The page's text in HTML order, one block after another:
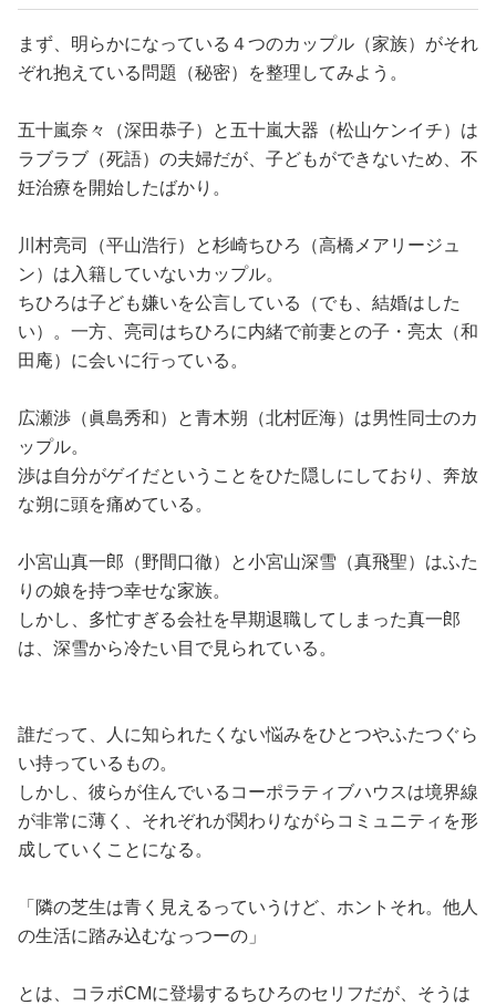
まず、明らかになっている４つのカップル（家族）がそれ
ぞれ抱えている問題（秘密）を整理してみよう。
五十嵐奈々（深田恭子）と五十嵐大器（松山ケンイチ）は
ラブラブ（死語）の夫婦だが、子どもができないため、不
妊治療を開始したばかり。
川村亮司（平山浩行）と杉崎ちひろ（高橋メアリージュ
ン）は入籍していないカップル。
ちひろは子ども嫌いを公言している（でも、結婚はした
い）。一方、亮司はちひろに内緒で前妻との子・亮太（和
田庵）に会いに行っている。
広瀬渉（眞島秀和）と青木朔（北村匠海）は男性同士のカ
ップル。
渉は自分がゲイだということをひた隠しにしており、奔放
な朔に頭を痛めている。
小宮山真一郎（野間口徹）と小宮山深雪（真飛聖）はふた
りの娘を持つ幸せな家族。
しかし、多忙すぎる会社を早期退職してしまった真一郎
は、深雪から冷たい目で見られている。
誰だって、人に知られたくない悩みをひとつやふたつぐら
い持っているもの。
しかし、彼らが住んでいるコーポラティブハウスは境界線
が非常に薄く、それぞれが関わりながらコミュニティを形
成していくことになる。
「隣の芝生は青く見えるっていうけど、ホントそれ。他人
の生活に踏み込むなっつーの」
とは、コラボCMに登場するちひろのセリフだが、そうは